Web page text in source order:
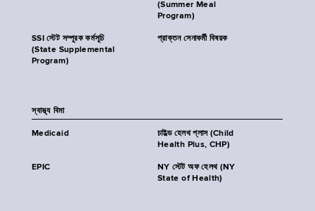
(Summer Meal
Program)
SSI স্টেট সম্পূরক কর্মসূচি
(State Supplemental
Program)
প্রাক্তন সেনাকর্মী বিষয়ক
স্বাস্থ্য বিমা
Medicaid
চাইল্ড হেলথ প্লাস (Child
Health Plus, CHP)
EPIC
NY স্টেট অফ হেলথ (NY
State of Health)